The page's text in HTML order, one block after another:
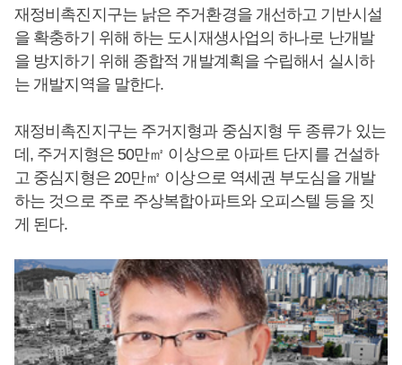
재정비촉진지구는 낡은 주거환경을 개선하고 기반시설
을 확충하기 위해 하는 도시재생사업의 하나로 난개발
을 방지하기 위해 종합적 개발계획을 수립해서 실시하
는 개발지역을 말한다.
재정비촉진지구는 주거지형과 중심지형 두 종류가 있는
데, 주거지형은 50만㎡ 이상으로 아파트 단지를 건설하
고 중심지형은 20만㎡ 이상으로 역세권 부도심을 개발
하는 것으로 주로 주상복합아파트와 오피스텔 등을 짓
게 된다.